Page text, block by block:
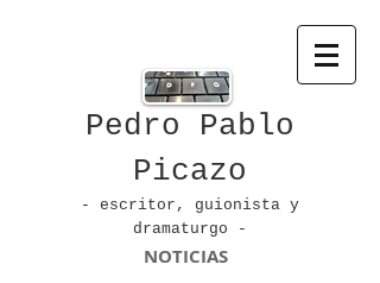
Pedro Pablo
Picazo
- escritor, guionista y
dramaturgo -
NOTICIAS